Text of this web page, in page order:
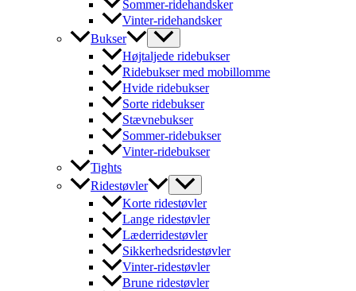
Sommer-ridehandsker
Vinter-ridehandsker
Bukser
Højtaljede ridebukser
Ridebukser med mobillomme
Hvide ridebukser
Sorte ridebukser
Stævnebukser
Sommer-ridebukser
Vinter-ridebukser
Tights
Ridestøvler
Korte ridestøvler
Lange ridestøvler
Læderridestøvler
Sikkerhedsridestøvler
Vinter-ridestøvler
Brune ridestøvler